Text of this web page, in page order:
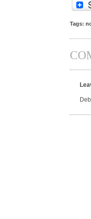
Tags: